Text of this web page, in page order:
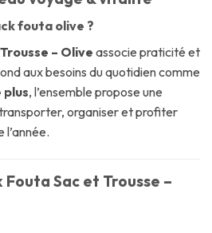
fouta olive ?
– Olive associe praticité et
aux besoins du quotidien comme
plus, l’ensemble propose une
organiser et profiter
l’année.
Sac et Trousse –